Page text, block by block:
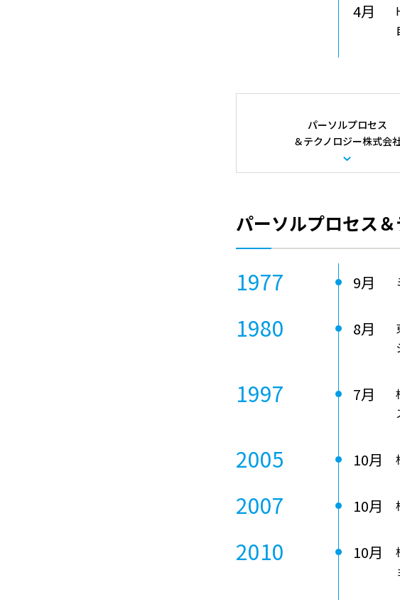
4月
パーソルプロセス
＆テクノロジー株式会
パーソルプロセス
1977 9月
1980 8月
1997 7月
2005 10月
2007 10月
2010 10月